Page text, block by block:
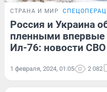
СТРАНА И МИР
Россия и Украина
пленными впервые
Ил-76: новости СВО
1 февраля, 2024, 01:05 2 082